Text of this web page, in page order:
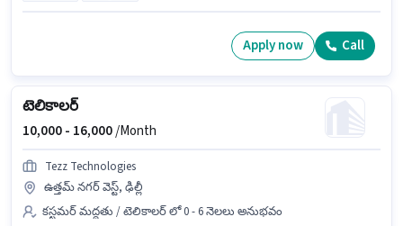
Apply now Call
టెలికాలర్
10,000 - 16,000/Month
Tezz Technologies
ఉత్తమ్ నగర్ వెస్ట్, ఢిల్లీ
కస్టమర్ మద్దతు / టెలికాలర్ లో 0 - 6 నెలలు అనుభవం